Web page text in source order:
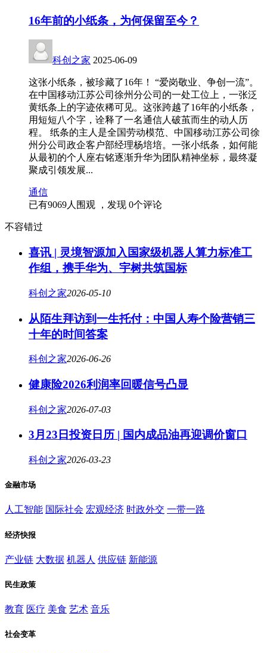
16年前的小纸条，为何保留至今？
科创之家 2025-06-09
这张小纸条，被珍藏了16年！ “爱岗敬业、争创一流”。
在中国移动江苏公司徐州分公司的一处工位上，一张泛
黄纸条上的字迹依稀可见。这张跨越了16年的小纸条，
用短短八个字，诠释了一名通信人破茧而生的动人历
程。 纸条的主人是全国劳动模范、中国移动江苏公司徐
州分公司政企客户部经理杨培培。一张小纸条，如何能
从最初的个人座右铭逐渐升华为团队精神坐标，最终凝
聚成引领发展...
通信
已有9069人围观 ，发现 0个评论
不容错过
喜讯 | 灵境智源加入国家级机器人算力标准工
作组，携手华为、宇树共筑国标
科创之家2026-05-10
从陌生拜访到一生托付：中国人寿个险营销三
十年的时间答案
科创之家2026-06-26
健康险2026利润率回暖信号凸显
科创之家2026-07-03
3月23日投资日历 | 国内成品油再迎调价窗口
科创之家2026-03-23
金融市场
人工智能 国际社会 宏观经济 时政外交 一带一路
经济快报
产业链 大数据 机器人 供应链 新能源
民生政策
教育 医疗 美食 艺术 音乐
社会变革